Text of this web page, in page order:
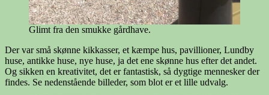
Glimt fra den smukke gårdhave.
Der var små skønne kikkasser, et kæmpe hus, pavillioner, Lundby
huse, antikke huse, nye huse, ja det ene skønne hus efter det andet.
Og sikken en kreativitet, det er fantastisk, så dygtige mennesker der
findes. Se nedenstående billeder, som blot er et lille udvalg.